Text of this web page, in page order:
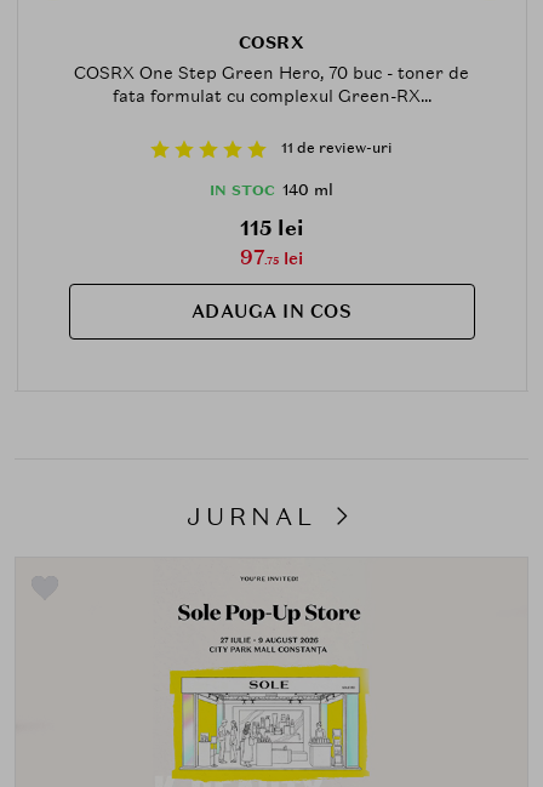
COSRX
COSRX One Step Green Hero, 70 buc - toner de
fata formulat cu complexul Green-RX...
11 de review-uri
IN STOC 140 ml
115 lei
97.75 lei
ADAUGA IN COS
JURNAL